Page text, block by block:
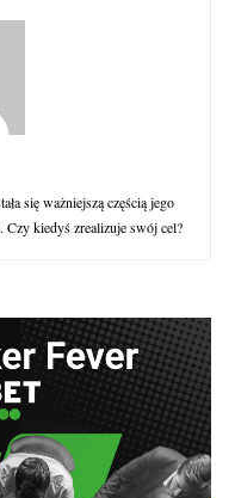
się ważniejszą częścią jego
kiedyś zrealizuje swój cel?